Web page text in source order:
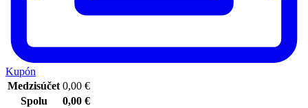
Kupón
Medzisúčet 0,00 €
Spolu
0,00 €